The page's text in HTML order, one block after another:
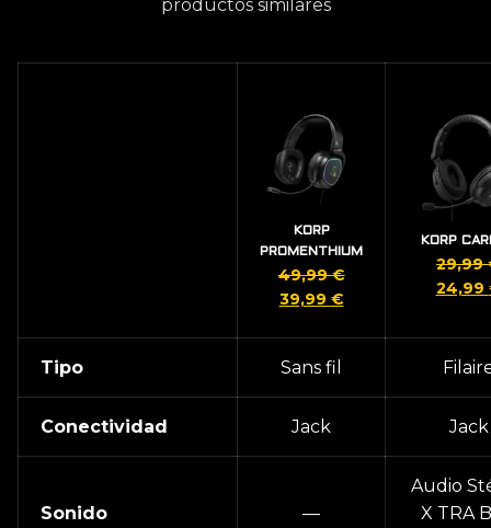
productos similares
KORP
PROMENTHIUM
49,99€
El
era:
49,99 €.
39,99 €El
39,99 €.
KORP
29,99
El
era:
24,99
Tipo Sans fil
Conectividad Jack Jack
Sonido —
Audio
X TRA